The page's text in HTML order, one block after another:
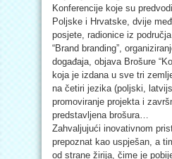
Konferencije koje su
Poljske i Hrvatske, dvije
posjete, radionice iz područja
“Brand branding”,
događaja, objava Brošure
koja je izdana u sve tri
na četiri jezika (poljski,
promoviranje projekta i
predstavljena brošura…
Zahvaljujući inovativnom
prepoznat kao uspješan, a
od strane žirija, čime je